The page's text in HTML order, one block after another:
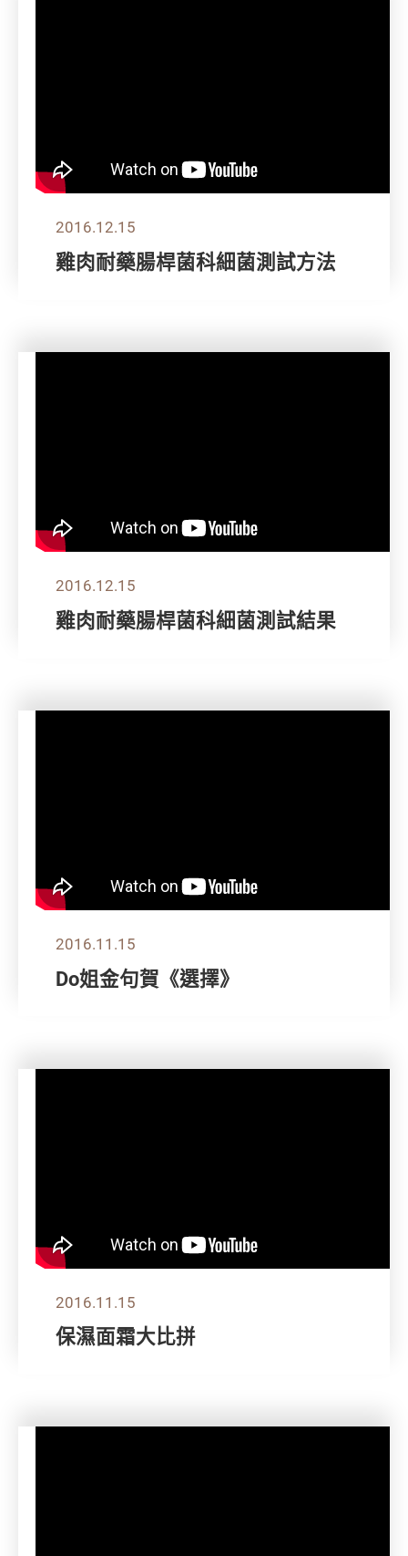
2016.12.15
雞肉耐藥腸桿菌科細菌測試方法
2016.12.15
雞肉耐藥腸桿菌科細菌測試結果
2016.11.15
Do姐金句賀《選擇》
2016.11.15
保濕面霜大比拼